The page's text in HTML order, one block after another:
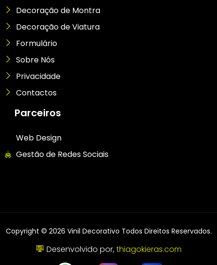
Decoração de Montra
Decoração de Viatura
Formulário
Sobre Nós
Privacidade
Contactos
Parceiros
Web Design
Gestão de Redes Sociais
Copyright © 2026 Vinil Decorativo Todos Direitos Reservados.
Desenvolvido por,thiagokieras.com